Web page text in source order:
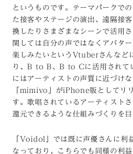
というものです。テーマパークで
た接客やステージの演出、遠隔接
換したりさまざまなシーンで活用
関しては自分の声ではなくアバタ
楽しみたいというVtuberさんなど
り、B to B、B to Cに活用されて
にはアーティストの声質に近づけ
「mimivo」がiPhone版としてリ
す。歌唱されているアーティスト
還元できるような仕組みづくりを目
「Voidol」では既に声優さんに利
なっており、こちらでも同様の利